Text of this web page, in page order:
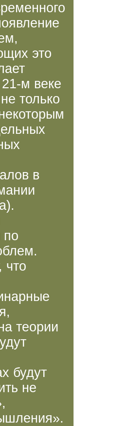
это
21-м веке
только
в
по
что
теории
будут
не